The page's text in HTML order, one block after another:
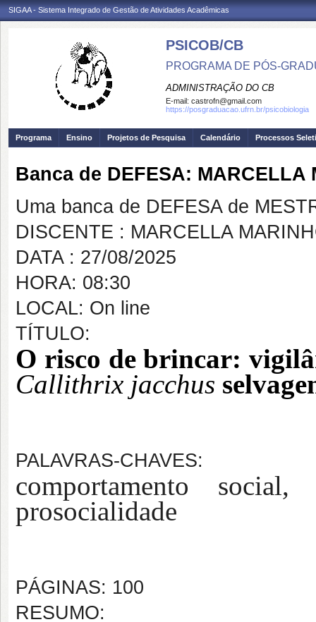
SIGAA - Sistema Integrado de Gestão de Atividades Acadêmicas
PSICOB/CB
PROGRAMA DE PÓS-
ADMINISTRAÇÃO DO CB
E-mail: castrofn@gmail.com
https://posgraduacao.ufrn.br/psicobiologia
Programa Ensino Projetos de Pesquisa Calendário Processos
Banca de DEFESA: MARCELLA
Uma banca de DEFESA de
DISCENTE : MARCELLA
DATA : 27/08/2025
HORA: 08:30
LOCAL: On line
TÍTULO:
O risco de brincar:
Callithrix jacchus
PALAVRAS-CHAVES:
comportamento
prosocialidade
PÁGINAS: 100
RESUMO: